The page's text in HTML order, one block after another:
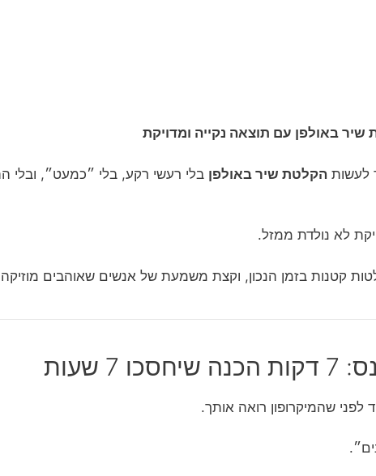
באולפן עם תוצאה נקייה ומדויקת
לעשות הקלטת שיר באולפן בלי רעשי רקע, בלי ״כמעט״, ובלי
לא נולדת ממזל.
קטנות בזמן הנכון, וקצת משמעת של אנשים שאוהבים
שעות
שהמיקרופון רואה אותך.